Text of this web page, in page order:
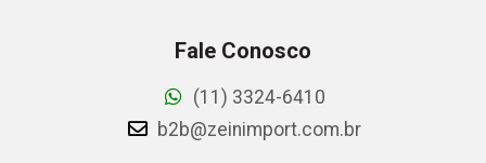
Fale Conosco
(11) 3324-6410
b2b@zeinimport.com.br